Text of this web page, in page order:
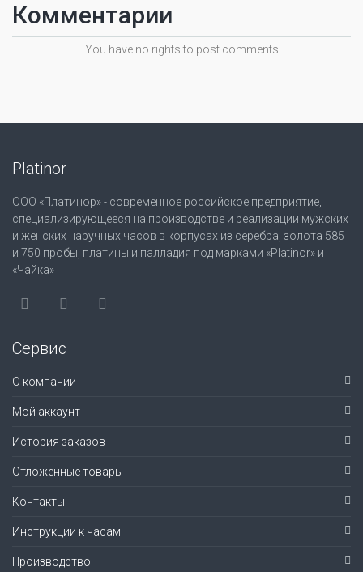
Комментарии
You have no rights to post comments
Platinor
ООО «Платинор» - современное российское предприятие,
специализирующееся на производстве и реализации мужских
и женских наручных часов в корпусах из серебра, золота 585
и 750 пробы, платины и палладия под марками «Platinor» и
«Чайка»
Сервис
О компании
Мой аккаунт
История заказов
Отложенные товары
Контакты
Инструкции к часам
Производство